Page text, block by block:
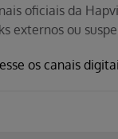
oficiais da
externos ou
os canais